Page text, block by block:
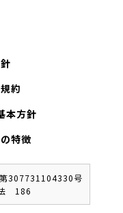
約
本方針
特徴
307731104330号
186